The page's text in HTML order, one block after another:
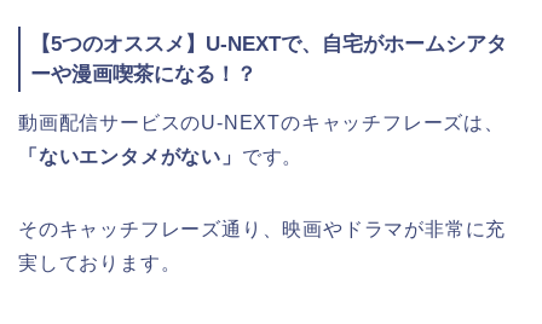
【5つのオススメ】U-NEXTで、自宅がホームシアタ
ーや漫画喫茶になる！？
動画配信サービスのU-NEXTのキャッチフレーズは、
「ないエンタメがない」 です。
そのキャッチフレーズ通り、映画やドラマが非常に充
実しております。